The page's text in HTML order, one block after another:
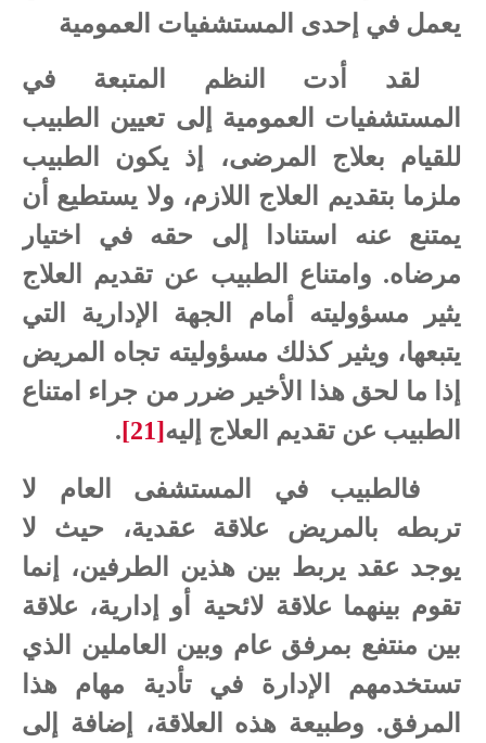
يعمل في إحدى المستشفيات العمومية
لقد أدت النظم المتبعة في
المستشفيات العمومية إلى تعيين الطبيب
للقيام بعلاج المرضى، إذ يكون الطبيب
ملزما بتقديم العلاج اللازم، ولا يستطيع أن
يمتنع عنه استنادا إلى حقه في اختيار
مرضاه. وامتناع الطبيب عن تقديم العلاج
يثير مسؤوليته أمام الجهة الإدارية التي
يتبعها، ويثير كذلك مسؤوليته تجاه المريض
إذا ما لحق هذا الأخير ضرر من جراء امتناع
الطبيب عن تقديم العلاج إليه[21]
.
فالطبيب في المستشفى العام لا
تربطه بالمريض علاقة عقدية، حيث لا
يوجد عقد يربط بين هذين الطرفين، إنما
تقوم بينهما علاقة لائحية أو إدارية، علاقة
بين منتفع بمرفق عام وبين العاملين الذي
تستخدمهم الإدارة في تأدية مهام هذا
المرفق. وطبيعة هذه العلاقة، إضافة إلى